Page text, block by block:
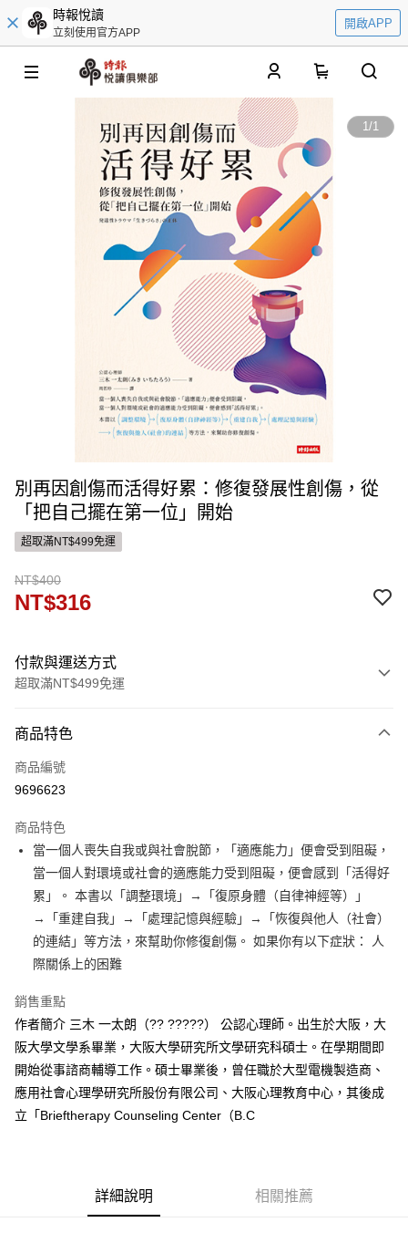
時報悅讀
立刻使用官方APP
開啟APP
1/1
別再因創傷而活得好累：修復發展性創傷，從
「把自己擺在第一位」開始
超取滿NT$499免運
NT$400
NT$316
付款與運送方式
超取滿NT$499免運
信用卡一次付款
ATM付款
運送方式
付款後全家取貨
每筆NT$60，滿NT$499(含以上)免運費
付款後7-11取貨
每筆NT$60，滿NT$499(含以上)免運費
宅配
每筆NT$100，滿NT$499(含以上)免運費
商品特色
商品編號
9696623
商品特色
當一個人喪失自我或與社會脫節，「適應能力」便會受到阻礙，
當一個人對環境或社會的適應能力受到阻礙，便會感到「活得好
累」。 本書以「調整環境」→「復原身體（自律神經等）」
→「重建自我」→「處理記憶與經驗」→「恢復與他人（社會）
的連結」等方法，來幫助你修復創傷。 如果你有以下症狀： 人
際關係上的困難
銷售重點
作者簡介 三木 一太朗（?? ?????） 公認心理師。出生於大阪，大
阪大學文學系畢業，大阪大學研究所文學研究科碩士。在學期間即
開始從事諮商輔導工作。碩士畢業後，曾任職於大型電機製造商、
應用社會心理學研究所股份有限公司、大阪心理教育中心，其後成
立「Brieftherapy Counseling Center（B.C
詳細說明 相關推薦